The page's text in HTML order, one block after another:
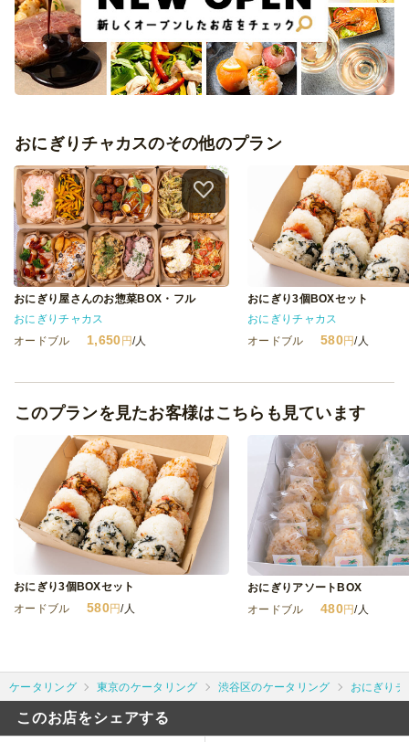
おにぎりチャカスのその他のプラン
おにぎり屋さんのお惣菜BOX・フル
おにぎりチャカス
オードブル
1,650 円/人
おにぎり3個BOXセット
おにぎりチャカス
オードブル
580円/人
このプランを見たお客様はこちらも見ています
おにぎり3個BOXセット
オードブル
580円/人
おにぎりアソートBOX
オードブル
480円/人
ケータリング 東京のケータリング 渋谷区のケータリング おにぎり
このお店をシェアする